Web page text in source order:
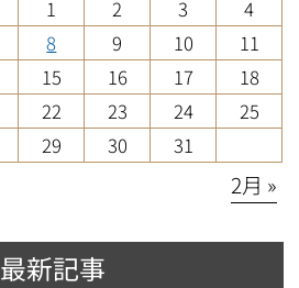
1 2 3
4
8 9 10
11
15 16 17
18
22 23 24
25
29 30 31
2月 »
最新記事